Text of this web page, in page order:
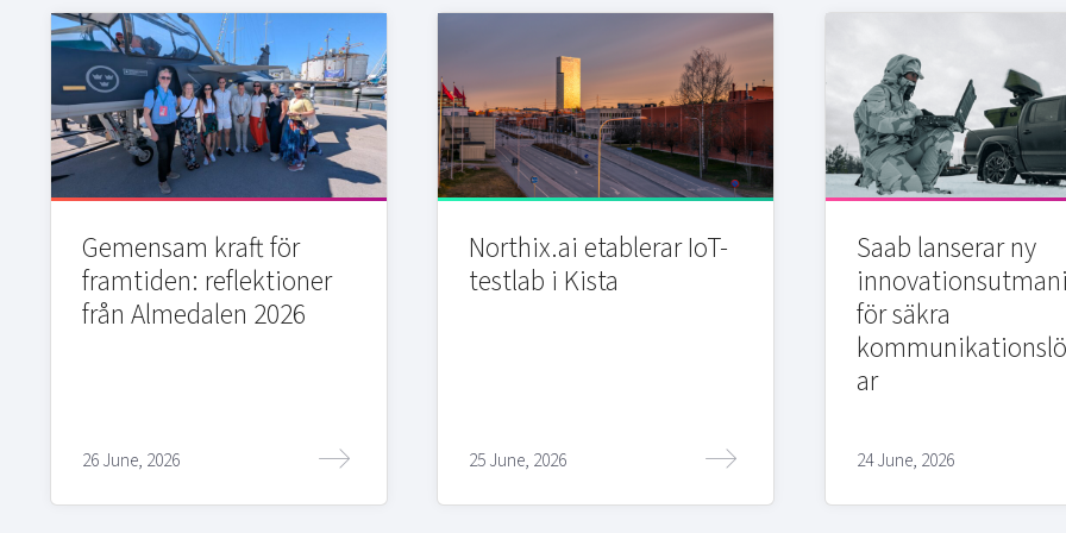
Gemensam kraft för
framtiden: reflektioner
från Almedalen 2026
26 June, 2026
Northix.ai etablerar IoT-
testlab i Kista
25 June, 2026
Saab lanserar ny
för säkra
ar
24 June, 2026